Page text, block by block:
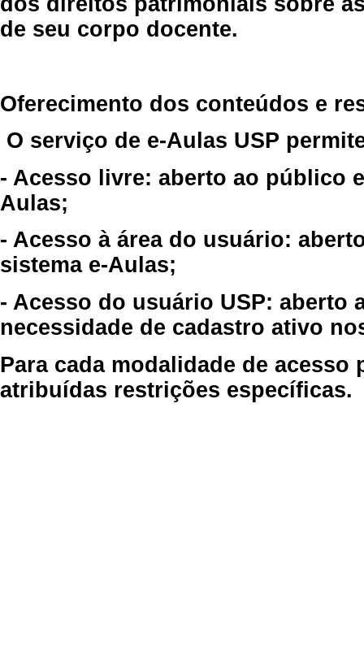
de seu corpo docente.
Oferecimento dos conteúdos e
O serviço de e-Aulas USP
- Acesso livre: aberto ao público
Aulas;
- Acesso à área do usuário:
sistema e-Aulas;
- Acesso do usuário USP: aberto
necessidade de cadastro ativo
Para cada modalidade de
atribuídas restrições específicas.